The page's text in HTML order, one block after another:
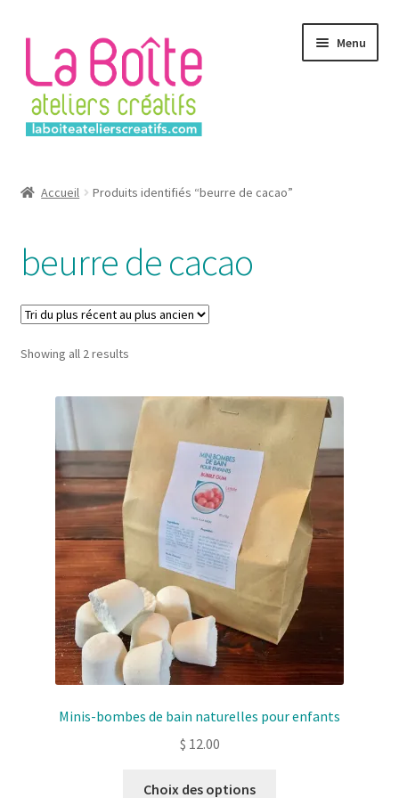
la
navigation
contenu
Menu
Login
Password Reset
Register
Solde de la carte-cadeau
Boutique en ligne
Panier
Politique de confidentialité
Validation de la commande
Contact
Accueil Produits identifiés “beurre de cacao”
beurre de cacao
Showing all 2 resultsSorted
Minis-bombes de bain naturelles pour enfants
$ 12.00
Choix des options